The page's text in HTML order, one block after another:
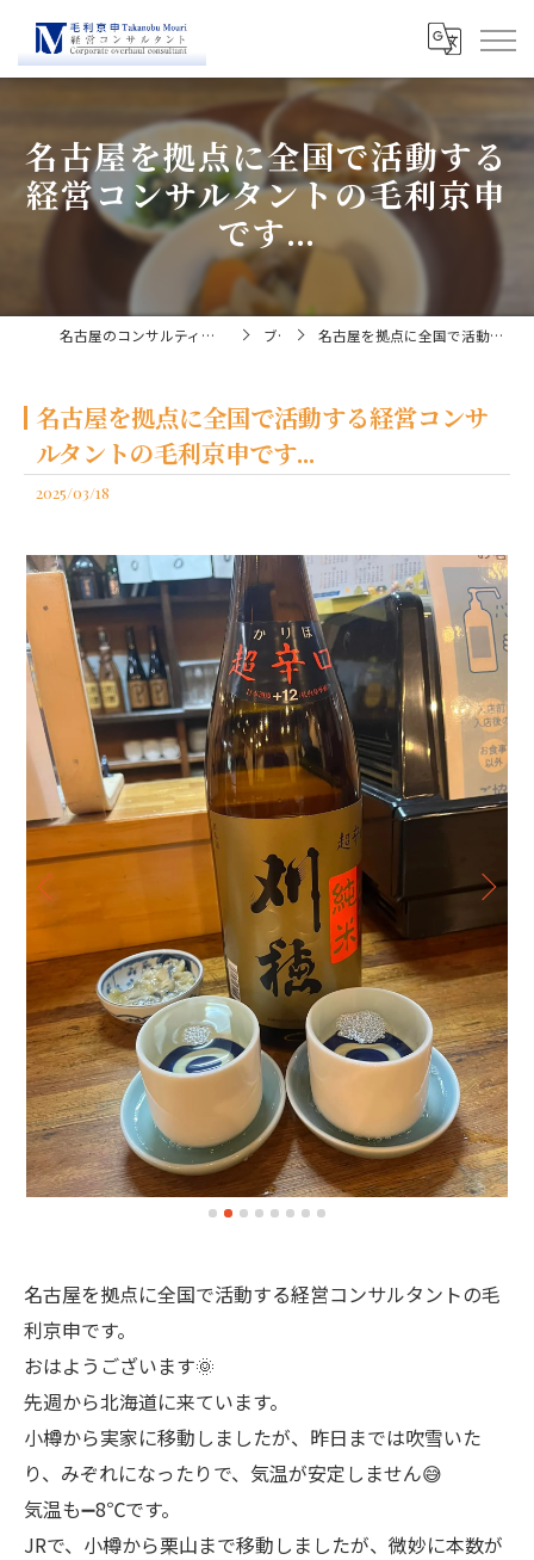
名古屋を拠点に全国で活動する
経営コンサルタントの毛利京申
です...
名古屋のコンサルティングなら経営コンサルタント毛利京申 ブログ 名古屋を拠点に全国で活動する経営コンサルタントの毛利京申です...
名古屋を拠点に全国で活動する経営コンサ
ルタントの毛利京申です...
2025/03/18
名古屋を拠点に全国で活動する経営コンサルタントの毛
利京申です。
おはようございます🌞
先週から北海道に来ています。
小樽から実家に移動しましたが、昨日までは吹雪いた
り、みぞれになったりで、気温が安定しません😅
気温も➖8℃です。
JRで、小樽から栗山まで移動しましたが、微妙に本数が